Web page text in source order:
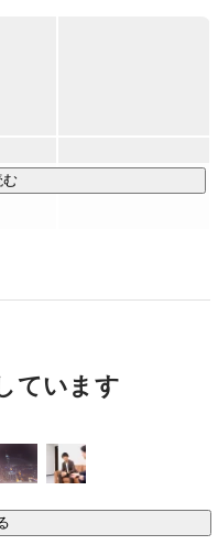
するサービスです。
態”を、
ビスとしてスタートし、
グ事業です。
む
ています